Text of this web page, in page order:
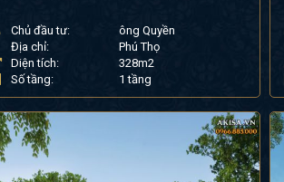
Chủ đầu tư:
ông Quyền
Địa chỉ:
Phú Thọ
Diện tích:
328m2
Số tầng:
1 tầng